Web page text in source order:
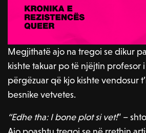
Megjithatë ajo na tregoi se dikur
kishte takuar po të njëjtin profesor
përgëzuar që kjo kishte vendosur
besnike vetvetes.
“Edhe tha: I bone plot si vet!” –